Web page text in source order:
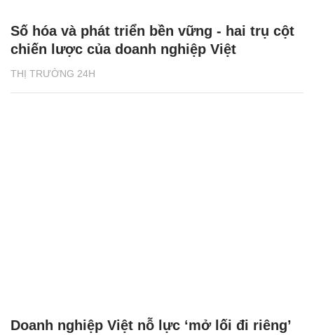
THỊ TRƯỜNG 24H
Số hóa và phát triển bền vững - hai trụ cột
chiến lược của doanh nghiệp Việt
Doanh nghiệp Việt nỗ lực ‘mở lối đi riêng’